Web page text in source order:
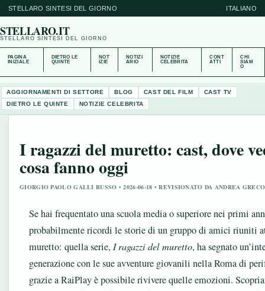
STELLARO SINTESI DEL GIORNO ITALIANO
STELLARO.IT
STELLARO SINTESI DEL GIORNO
PAGINA
INIZIALE
DIETRO LE
QUINTE
NOT
IZIE
NOTIZI
ARIO
NOTIZIE
CELEBRITA
CONT
ATTI
CHI
SIAM
O
AGGIORNAMENTI DI SETTORE BLOG CAST DEL FILM
CAST TV
DIETRO LE QUINTE
NOTIZIE CELEBRITA
I ragazzi del muretto: cast, dove
cosa fanno oggi
GIORGIO PAOLO GALLI RUSSO • 2026-06-18 • REVISIONATO DA ANDREA GRECO
Se hai frequentato una scuola media o superiore nei primi
probabilmente ricordi le storie di un gruppo di amici riuniti
muretto: quella serie, I ragazzi del muretto, ha segnato
generazione con le sue avventure giovanili nella Roma di
grazie a RaiPlay è possibile rivivere quelle emozioni.